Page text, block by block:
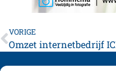
VORIGE